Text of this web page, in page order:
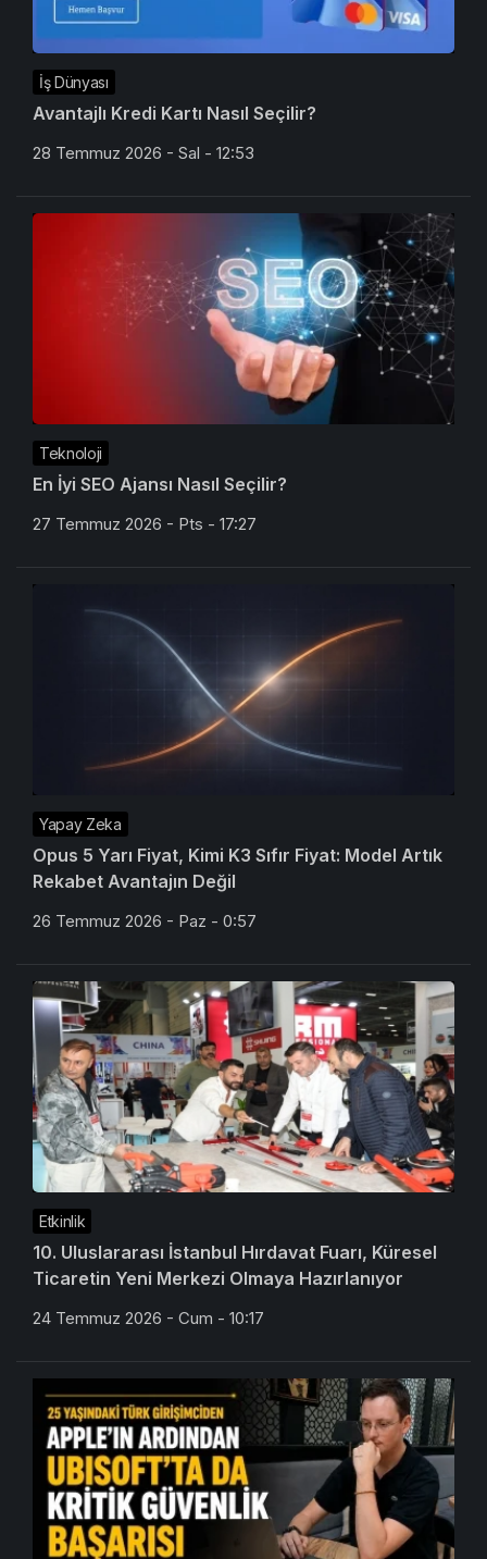
İş Dünyası
Avantajlı Kredi Kartı Nasıl Seçilir?
28 Temmuz 2026 - Sal - 12:53
Teknoloji
En İyi SEO Ajansı Nasıl Seçilir?
27 Temmuz 2026 - Pts - 17:27
Yapay Zeka
Opus 5 Yarı Fiyat, Kimi K3 Sıfır Fiyat: Model Artık
Rekabet Avantajın Değil
26 Temmuz 2026 - Paz - 0:57
Etkinlik
10. Uluslararası İstanbul Hırdavat Fuarı, Küresel
Ticaretin Yeni Merkezi Olmaya Hazırlanıyor
24 Temmuz 2026 - Cum - 10:17